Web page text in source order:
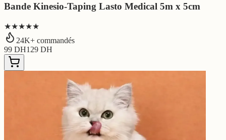
Bande Kinesio-Taping Lasto Medical 5m x 5cm
★★★★★
24K+ commandés
99 DH129 DH